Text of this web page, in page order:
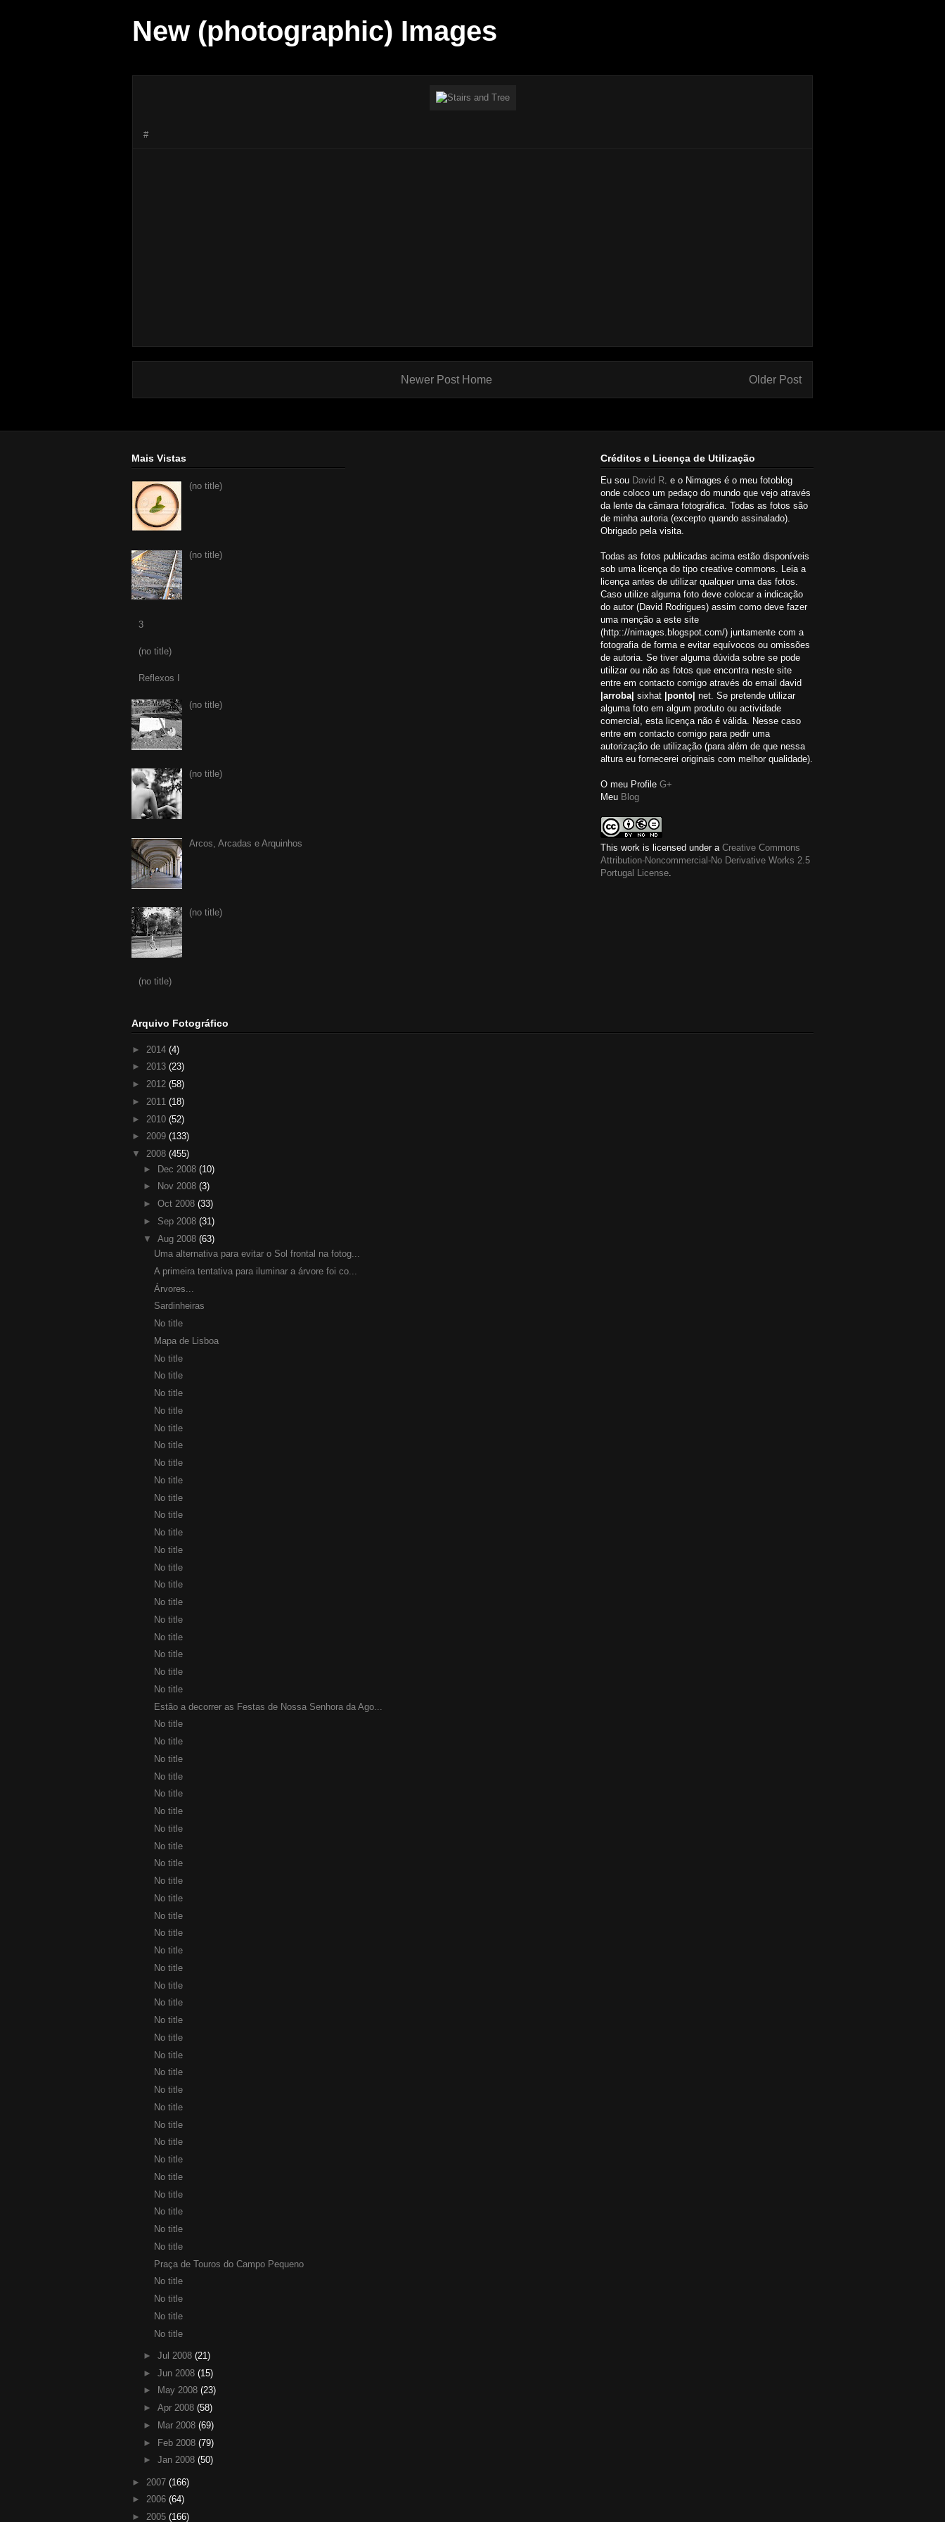
New (photographic) Images
#
Newer Post Older Post
Home
Mais Vistas
(no title)
(no title)
3
(no title)
Reflexos I
(no title)
(no title)
Arcos, Arcadas e Arquinhos
(no title)
(no title)
Créditos e Licença de Utilização
Eu sou David R. e o Nimages é o meu fotoblog
onde coloco um pedaço do mundo que vejo através
da lente da câmara fotográfica. Todas as fotos são
de minha autoria (excepto quando assinalado).
Obrigado pela visita.
Todas as fotos publicadas acima estão disponíveis
sob uma licença do tipo creative commons. Leia a
licença antes de utilizar qualquer uma das fotos.
Caso utilize alguma foto deve colocar a indicação
do autor (David Rodrigues) assim como deve fazer
uma menção a este site
(http:://nimages.blogspot.com/) juntamente com a
fotografia de forma e evitar equívocos ou omissões
de autoria. Se tiver alguma dúvida sobre se pode
utilizar ou não as fotos que encontra neste site
entre em contacto comigo através do email david
|arroba| sixhat |ponto| net. Se pretende utilizar
alguma foto em algum produto ou actividade
comercial, esta licença não é válida. Nesse caso
entre em contacto comigo para pedir uma
autorização de utilização (para além de que nessa
altura eu fornecerei originais com melhor qualidade).
O meu Profile G+
Meu Blog
This work is licensed under a Creative Commons
Attribution-Noncommercial-No Derivative Works 2.5
Portugal License.
Arquivo Fotográfico
► 2014 (4)
► 2013 (23)
► 2012 (58)
► 2011 (18)
► 2010 (52)
► 2009 (133)
▼ 2008 (455)
► Dec 2008 (10)
►
Nov 2008 (3)
► Oct 2008 (33)
► Sep 2008 (31)
▼ Aug 2008 (63)
Uma alternativa para evitar o Sol frontal na fotog...
A primeira tentativa para iluminar a árvore foi co...
Árvores...
Sardinheiras
No title
Mapa de Lisboa
No title
No title
No title
No title
No title
No title
No title
No title
No title
No title
No title
No title
No title
No title
No title
No title
No title
No title
No title
No title
Estão a decorrer as Festas de Nossa Senhora da Ago...
No title
No title
No title
No title
No title
No title
No title
No title
No title
No title
No title
No title
No title
No title
No title
No title
No title
No title
No title
No title
No title
No title
No title
No title
No title
No title
No title
No title
No title
No title
No title
Praça de Touros do Campo Pequeno
No title
No title
No title
No title
► Jul 2008 (21)
► Jun 2008 (15)
►
May 2008 (23)
► Apr 2008 (58)
►
Mar 2008 (69)
► Feb 2008 (79)
► Jan 2008 (50)
► 2007 (166)
► 2006 (64)
► 2005 (166)